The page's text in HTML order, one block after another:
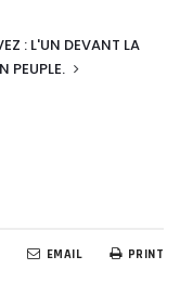
: L'UN DEVANT LA
PEUPLE.
PRINT
EMAIL